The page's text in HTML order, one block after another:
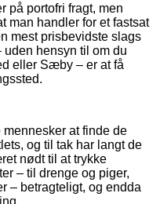
på portofri fragt, men
man handler for et fastsat
mest prisbevidste slags
hensyn til om du
eller Sæby – er at få
at finde de
og til tak har langt de
nødt til at trykke
– til drenge og piger,
– betragteligt, og endda